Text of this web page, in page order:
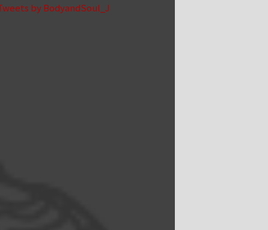
by BodyandSoul_J